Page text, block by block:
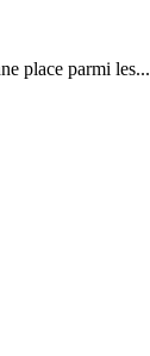
place parmi les...